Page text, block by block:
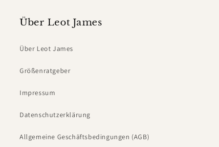
Über Leot James
Über Leot James
Größenratgeber
Impressum
Datenschutzerklärung
Allgemeine Geschäftsbedingungen (AGB)